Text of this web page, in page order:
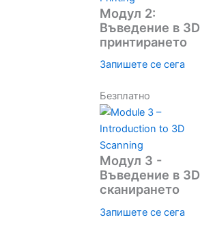
Модул 2:
Въведение в 3D
принтирането
Запишете се сега
Безплатно
Модул 3 -
Въведение в 3D
сканирането
Запишете се сега